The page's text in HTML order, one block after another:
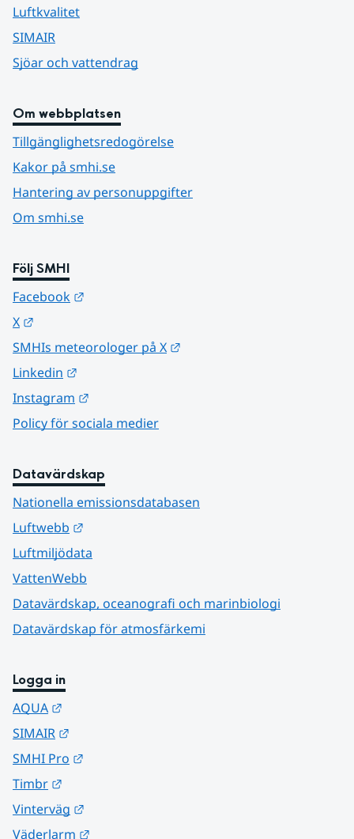
Luftkvalitet
SIMAIR
Sjöar och vattendrag
Om webbplatsen
Tillgänglighetsredogörelse
Kakor på smhi.se
Hantering av personuppgifter
Om smhi.se
Följ SMHI
Facebook
X
SMHIs meteorologer på X
Linkedin
Instagram
Policy för sociala medier
Datavärdskap
Nationella emissionsdatabasen
Luftwebb
Luftmiljödata
VattenWebb
Datavärdskap, oceanografi och marinbiologi
Datavärdskap för atmosfärkemi
Logga in
AQUA
SIMAIR
SMHI Pro
Timbr
Vinterväg
Väderlarm